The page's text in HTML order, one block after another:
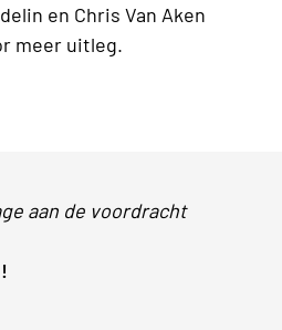
en Chris Van Aken
meer uitleg.
aan de voordracht